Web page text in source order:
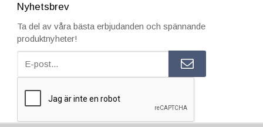
Nyhetsbrev
Ta del av våra bästa erbjudanden och spännande
produktnyheter!